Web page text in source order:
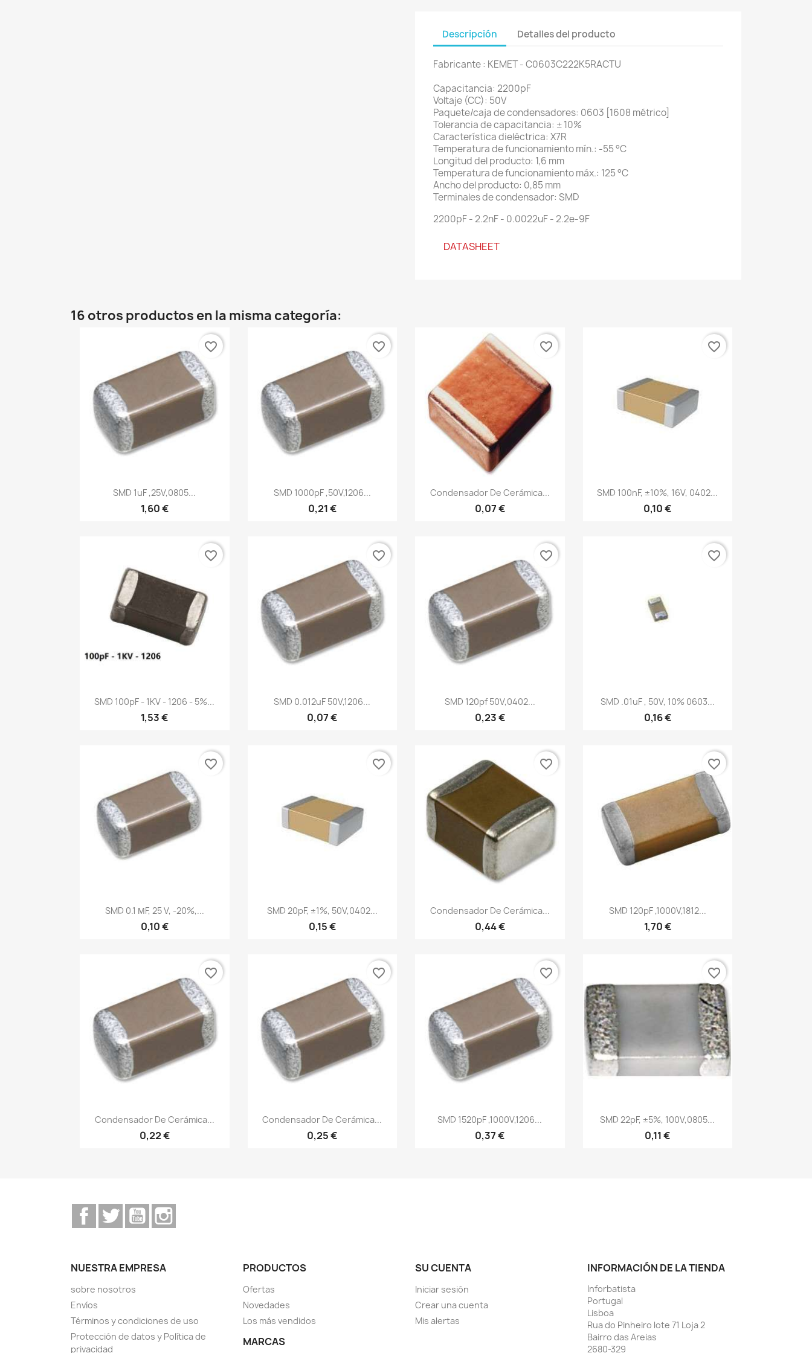
Descripción Detalles del producto
Fabricante : KEMET - C0603C222K5RACTU
Capacitancia: 2200pF
Voltaje (CC): 50V
Paquete/caja de condensadores: 0603 [1608 métrico]
Tolerancia de capacitancia: ± 10%
Característica dieléctrica: X7R
Temperatura de funcionamiento mín.: -55 °C
Longitud del producto: 1,6 mm
Temperatura de funcionamiento máx.: 125 °C
Ancho del producto: 0,85 mm
Terminales de condensador: SMD
2200pF - 2.2nF - 0.0022uF - 2.2e-9F
DATASHEET
16 otros productos en la misma categoría:
 Vista rápida
SMD 1uF ,25V,0805...
1,60 €
favorite_border
Vista rápida
SMD 1000pF ,50V,1206...
0,21 €
favorite_border
Vista rápida
Condensador De Cerámica...
0,07 €
favorite_border
Vista rápida
SMD 100nF, ±10%, 16V, 0402...
0,10 €
favorite_border
Vista rápida
SMD 100pF - 1KV - 1206 - 5%...
1,53 €
favorite_border
 Vista rápida
SMD 0.012uF 50V,1206...
0,07 €
favorite_border
Vista rápida
SMD 120pf 50V,0402...
0,23 €
favorite_border
Vista rápida
SMD .01uF , 50V, 10% 0603...
0,16 €
favorite_border
Vista rápida
SMD 0.1 ΜF, 25 V, -20%,...
0,10 €
favorite_border
Vista rápida
SMD 20pF, ±1%, 50V,0402...
0,15 €
favorite_border
Vista rápida
Condensador De Cerámica...
0,44 €
favorite_border
Vista rápida
SMD 120pF ,1000V,1812...
1,70 €
favorite_border
Vista rápida
Condensador De Cerámica...
0,22 €
favorite_border
Vista rápida
Condensador De Cerámica...
0,25 €
favorite_border
Vista rápida
SMD 1520pF ,1000V,1206...
0,37 €
favorite_border
Vista rápida
SMD 22pF, ±5%, 100V,0805...
0,11 €
favorite_border
FacebookTwitterYouTube
NUESTRA EMPRESA
sobre nosotros
Envíos
Términos y condiciones de uso
Protección de datos y Política de
privacidad
PRODUCTOS
Ofertas
Novedades
Los más vendidos
MARCAS
SU CUENTA
Iniciar sesión
Crear una cuenta
Mis alertas
INFORMACIÓN DE LA TIENDA
Inforbatista
Portugal
Lisboa
Rua do Pinheiro lote 71 Loja 2
Bairro das Areias
2680-329